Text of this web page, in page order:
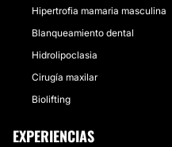
Hipertrofia mamaria masculina
Blanqueamiento dental
Hidrolipoclasia
Cirugía maxilar
Biolifting
EXPERIENCIAS